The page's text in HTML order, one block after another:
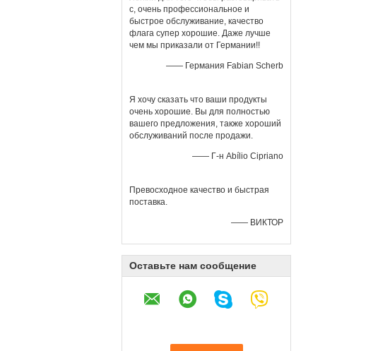
с, очень профессиональное и
быстрое обслуживание, качество
флага супер хорошие. Даже лучше
чем мы приказали от Германии!!
—— Германия Fabian Scherb
Я хочу сказать что ваши продукты
очень хорошие. Вы для полностью
вашего предложения, также хороший
обслуживаний после продажи.
—— Г-н Abílio Cipriano
Превосходное качество и быстрая
поставка.
—— ВИКТОР
Оставьте нам сообщение